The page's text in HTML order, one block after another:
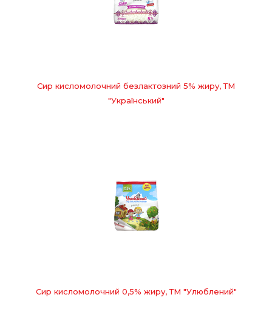
Сир кисломолочний безлактозний 5% жиру, ТМ
"Український"
Сир кисломолочний 0,5% жиру, ТМ "Улюблений"